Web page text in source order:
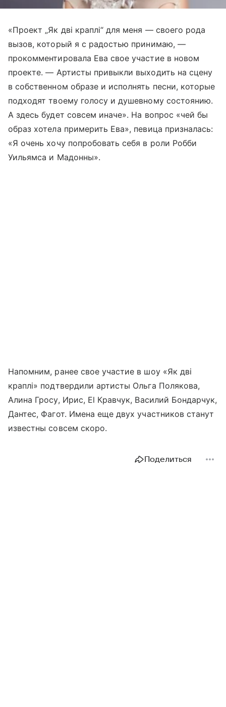
«Проект „Як дві краплі“ для меня — своего рода
вызов, который я с радостью принимаю, —
прокомментировала Ева свое участие в новом
проекте. — Артисты привыкли выходить на сцену
в собственном образе и исполнять песни, которые
подходят твоему голосу и душевному состоянию.
А здесь будет совсем иначе». На вопрос «чей бы
образ хотела примерить Ева», певица призналась:
«Я очень хочу попробовать себя в роли Робби
Уильямса и Мадонны».
Напомним, ранее свое участие в шоу «Як дві
краплі» подтвердили артисты Ольга Полякова,
Алина Гросу, Ирис, El Кравчук, Василий Бондарчук,
Дантес, Фагот. Имена еще двух участников станут
известны совсем скоро.
Поделиться